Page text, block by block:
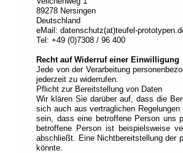
89278 Nersingen
Deutschland
eMail: datenschutz(at)teufel-
Tel: +49 (0)7308 / 96 400
Recht auf Widerruf einer Einwilligung
Jede von der Verarbeitung
jederzeit zu widerrufen.
Pflicht zur Bereitstellung von Daten
Wir klären Sie darüber auf, dass die
sich auch aus vertraglichen
sein, dass eine betroffene Person uns
betroffene Person ist beispielsweise
abschließt. Eine Nichtbereitstellung der
könnte.